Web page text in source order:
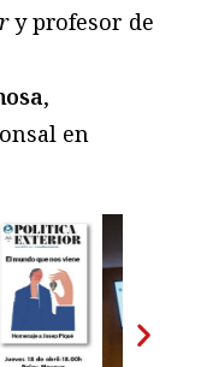
y profesor de
,
en